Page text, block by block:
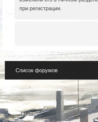
при регистрации.
Список форумов